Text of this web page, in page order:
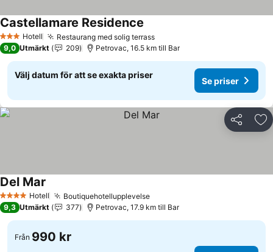
3 StjärnorHotell Restaurang med solig terrass
Castellamare Residence
9,0 Utmärkt 209 Petrovac, 16.5 km till Bar
Välj datum för att se exakta priser
Se priser
Dela
4 StjärnorHotell Boutiquehotellupplevelse
Del Mar
9,3 Utmärkt 377 Petrovac, 17.9 km till Bar
Från 990 kr